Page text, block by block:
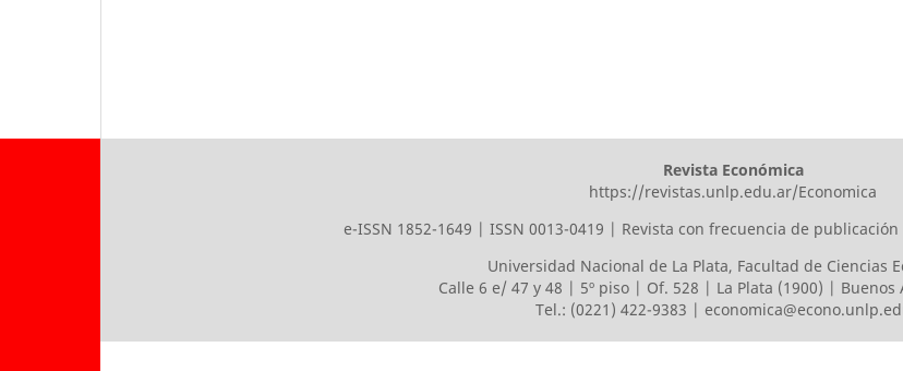
Revista Económica
https://revistas.unlp.edu.ar/Economica
e-ISSN 1852-1649 | ISSN 0013-0419 | Revista con frecuencia de
Universidad Nacional de La Plata, Facultad de Ciencias
Calle 6 e/ 47 y 48 | 5º piso | Of. 528 | La Plata (1900) |
Tel.: (0221) 422-9383 |